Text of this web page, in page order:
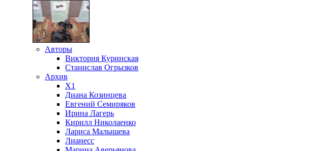
Авторы
Виктория Куринская
Станислав Огрызков
Архив
X1
Диана Козинцева
Евгений Семиряков
Ирина Лагерь
Кирилл Николаенко
Лариса Малышева
Лианесс